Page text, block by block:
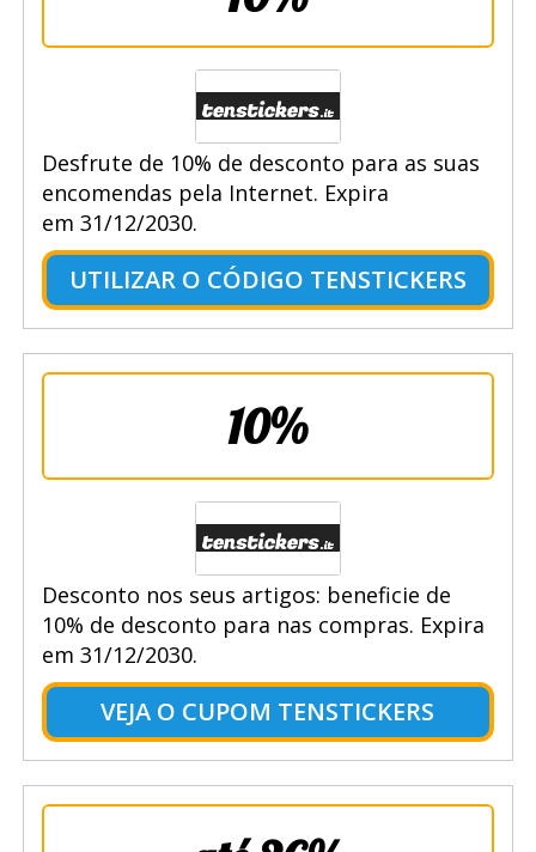
Desfrute de 10% de desconto para as suas
encomendas pela Internet. Expira
em 31/12/2030.
UTILIZAR O CÓDIGO TENSTICKERS
10%
Desconto nos seus artigos: beneficie de
10% de desconto para nas compras. Expira
em 31/12/2030.
VEJA O CUPOM TENSTICKERS